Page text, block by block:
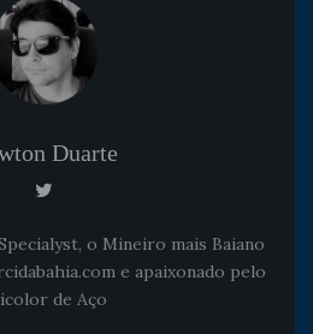
Duarte
o Mineiro mais Baiano
e apaixonado pelo
de Aço